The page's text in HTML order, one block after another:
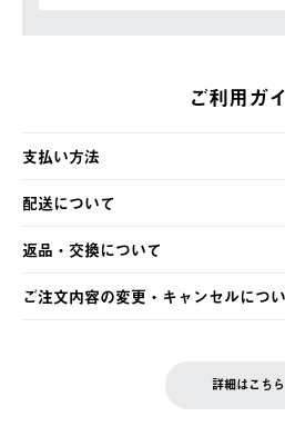
ご利用ガ
支払い方法
以下のいずれかの方法でお支払いい
・クレジットカード決済
・コンビニ決済
・Pay-easy決済
配送について
【発送スケジュール】
ご注文・ご入金完了より2営業日以内
土日祝の発送はございませんので、
の発送となる場合がございます。
返品・交換について
※お客様都合の場合
お客様都合の返品にかかる送料は、
ご注文内容の変更・キャンセルにつ
LOGOS FAMILY会員の方は、会員
詳細はこちら